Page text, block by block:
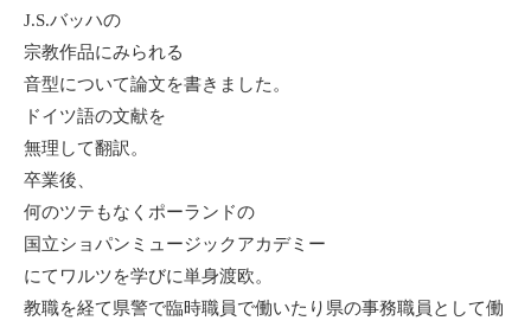
J.S.バッハの
宗教作品にみられる
音型について論文を書きました。
ドイツ語の文献を
無理して翻訳。
卒業後、
何のツテもなくポーランドの
国立ショパンミュージックアカデミー
にてワルツを学びに単身渡欧。
教職を経て県警で臨時職員で働いたり県の事務職員として働